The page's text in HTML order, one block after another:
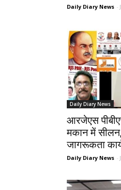
Daily Diary News -
Daily Diary News
आरजेएस
मकान में
जागरूकता
Daily Diary News -